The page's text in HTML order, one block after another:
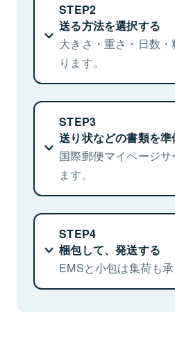
輸送上危険なものは
運べません。
あて先の国・地域での輸入時
輸入の可否を
確認します。
STEP2
送る方法を選択する
大きさ・重さ・日数
ります。
STEP3
送り状などの書類を準
国際郵便マイページ
ます。
STEP4
梱包して、発送する
EMSと小包は集荷も承